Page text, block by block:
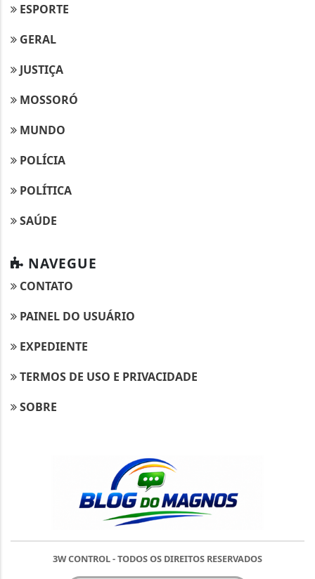
ESPORTE
GERAL
JUSTIÇA
MOSSORÓ
MUNDO
POLÍCIA
POLÍTICA
SAÚDE
NAVEGUE
CONTATO
PAINEL DO USUÁRIO
EXPEDIENTE
TERMOS DE USO E PRIVACIDADE
SOBRE
3W CONTROL - TODOS OS DIREITOS RESERVADOS
Termos de Uso e Privacidade
Esse site utiliza cookies para melhorar sua
experiência de navegação. Ao continuar o acesso,
entendemos que você concorda com nossos Termos
PARA MAIS INFORMAÇÕES, ACESSE NOSSOS TERMOS
CLICANDO AQUI